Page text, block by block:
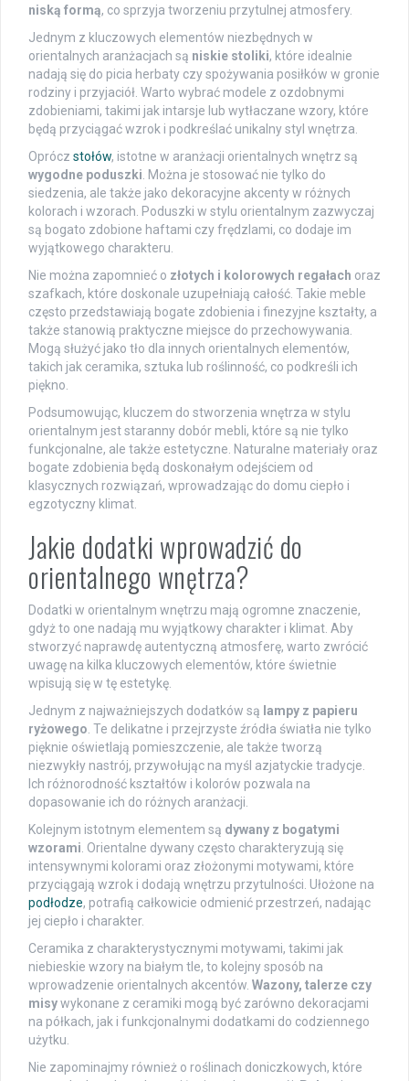
niską formą, co sprzyja tworzeniu przytulnej atmosfery.
Jednym z kluczowych elementów niezbędnych w
orientalnych aranżacjach są niskie stoliki, które idealnie
nadają się do picia herbaty czy spożywania posiłków w gronie
rodziny i przyjaciół. Warto wybrać modele z ozdobnymi
zdobieniami, takimi jak intarsje lub wytłaczane wzory, które
będą przyciągać wzrok i podkreślać unikalny styl wnętrza.
Oprócz stołów, istotne w aranżacji orientalnych wnętrz są
wygodne poduszki. Można je stosować nie tylko do
siedzenia, ale także jako dekoracyjne akcenty w różnych
kolorach i wzorach. Poduszki w stylu orientalnym zazwyczaj
są bogato zdobione haftami czy frędzlami, co dodaje im
wyjątkowego charakteru.
Nie można zapomnieć o złotych i kolorowych regałach oraz
szafkach, które doskonale uzupełniają całość. Takie meble
często przedstawiają bogate zdobienia i finezyjne kształty, a
także stanowią praktyczne miejsce do przechowywania.
Mogą służyć jako tło dla innych orientalnych elementów,
takich jak ceramika, sztuka lub roślinność, co podkreśli ich
piękno.
Podsumowując, kluczem do stworzenia wnętrza w stylu
orientalnym jest staranny dobór mebli, które są nie tylko
funkcjonalne, ale także estetyczne. Naturalne materiały oraz
bogate zdobienia będą doskonałym odejściem od
klasycznych rozwiązań, wprowadzając do domu ciepło i
egzotyczny klimat.
Jakie dodatki wprowadzić do
orientalnego wnętrza?
Dodatki w orientalnym wnętrzu mają ogromne znaczenie,
gdyż to one nadają mu wyjątkowy charakter i klimat. Aby
stworzyć naprawdę autentyczną atmosferę, warto zwrócić
uwagę na kilka kluczowych elementów, które świetnie
wpisują się w tę estetykę.
Jednym z najważniejszych dodatków są lampy z papieru
ryżowego. Te delikatne i przejrzyste źródła światła nie tylko
pięknie oświetlają pomieszczenie, ale także tworzą
niezwykły nastrój, przywołując na myśl azjatyckie tradycje.
Ich różnorodność kształtów i kolorów pozwala na
dopasowanie ich do różnych aranżacji.
Kolejnym istotnym elementem są dywany z bogatymi
wzorami. Orientalne dywany często charakteryzują się
intensywnymi kolorami oraz złożonymi motywami, które
przyciągają wzrok i dodają wnętrzu przytulności. Ułożone na
podłodze, potrafią całkowicie odmienić przestrzeń, nadając
jej ciepło i charakter.
Ceramika z charakterystycznymi motywami, takimi jak
niebieskie wzory na białym tle, to kolejny sposób na
wprowadzenie orientalnych akcentów. Wazony, talerze czy
misywykonane z ceramiki mogą być zarówno dekoracjami
na półkach, jak i funkcjonalnymi dodatkami do codziennego
użytku.
Nie zapominajmy również o roślinach doniczkowych, które